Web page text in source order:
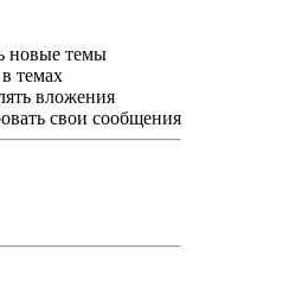
новые темы
темах
вложения
свои сообщения